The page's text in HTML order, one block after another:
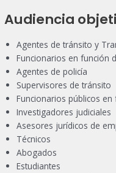
Audiencia
Agentes de tránsito y
Funcionarios en función
Agentes de policía
Supervisores de tránsito
Funcionarios públicos
Investigadores judiciales
Asesores jurídicos de
Técnicos
Abogados
Estudiantes